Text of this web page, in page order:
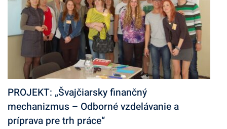
PROJEKT: „Švajčiarsky finančný
mechanizmus – Odborné vzdelávanie a
príprava pre trh práce“